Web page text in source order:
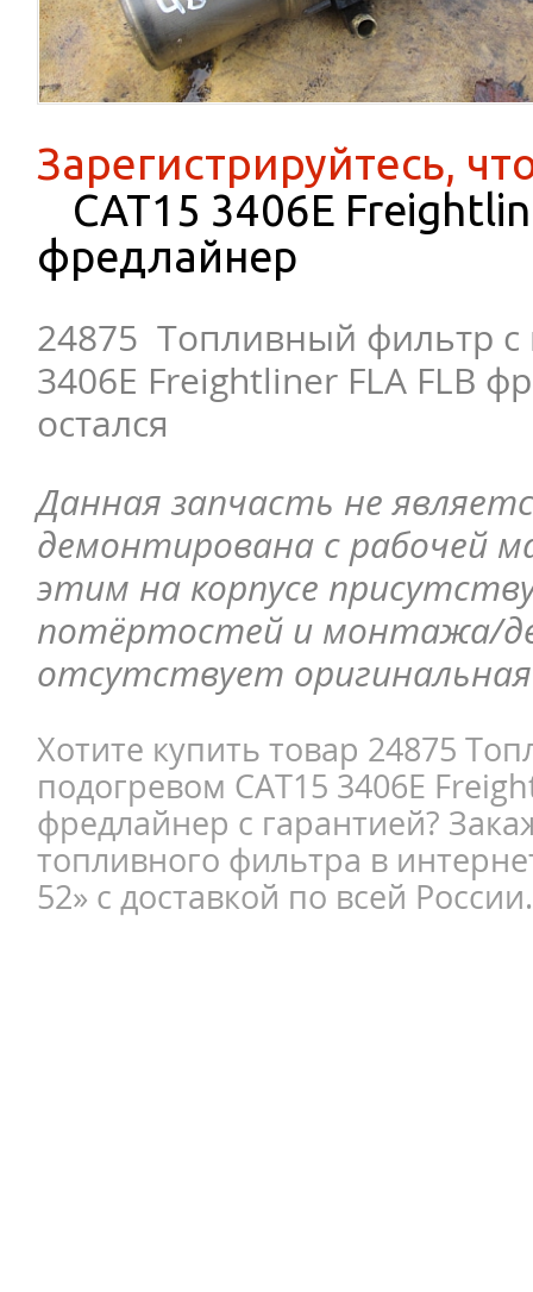
Зарегистрируйтесь,
CAT15 3406E
фредлайнер
24875 Топливный фильтр с
3406E Freightliner FLA FLB
остался
Данная запчасть не
демонтирована с рабочей
этим на корпусе
потёртостей и монтажа/
отсутствует оригинальная
Хотите купить товар 24875
подогревом CAT15 3406E
фредлайнер с гарантией?
топливного фильтра в
52» с доставкой по всей России.